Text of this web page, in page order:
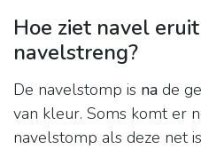
Hoe ziet navel
navelstreng?
De navelstomp is na de
van kleur. Soms komt er
navelstomp als deze net